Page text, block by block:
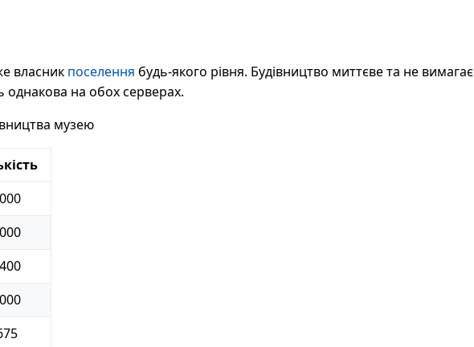
власник поселення будь-якого рівня. Будівництво миттєве та не вимагає
однакова на обох серверах.
музею